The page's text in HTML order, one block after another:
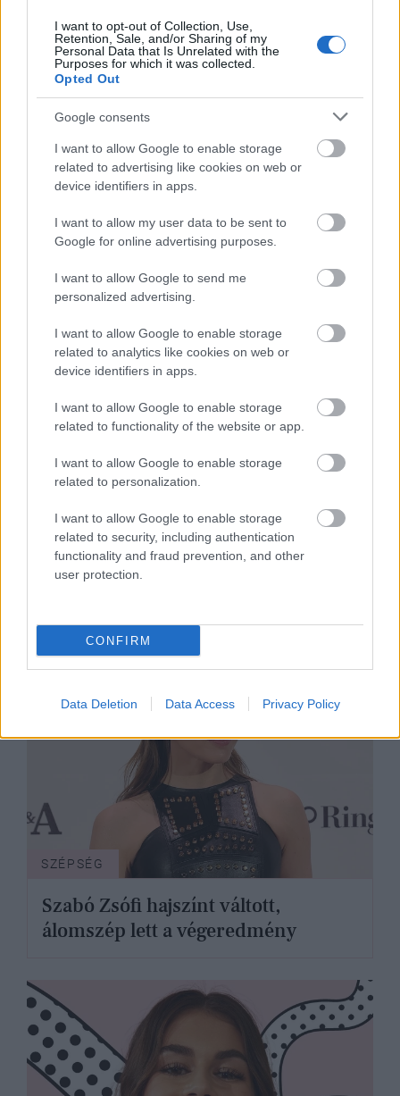
I want to opt-out of Collection, Use,
Retention, Sale, and/or Sharing of my
Personal Data that Is Unrelated with the
Purposes for which it was collected.
Opted Out
Google consents
I want to allow Google to enable storage
related to advertising like cookies on web or
device identifiers in apps.
I want to allow my user data to be sent to
Google for online advertising purposes.
I want to allow Google to send me
personalized advertising.
I want to allow Google to enable storage
related to analytics like cookies on web or
device identifiers in apps.
I want to allow Google to enable storage
related to functionality of the website or app.
I want to allow Google to enable storage
related to personalization.
I want to allow Google to enable storage
related to security, including authentication
functionality and fraud prevention, and other
user protection.
CONFIRM
Data Deletion Data Access Privacy Policy
SZÉPSÉG
Varázslatos őszi hajtrendek:
mutatjuk, milyen fazonokért rajong
hamarosan mindenki
SZÉPSÉG
Angelina Jolie új hajszíne
egyszerűen zseniális, ha nem tudsz
választani a szőke és a barna között
SZÉPSÉG
Szabó Zsófi hajszínt váltott,
álomszép lett a végeredmény